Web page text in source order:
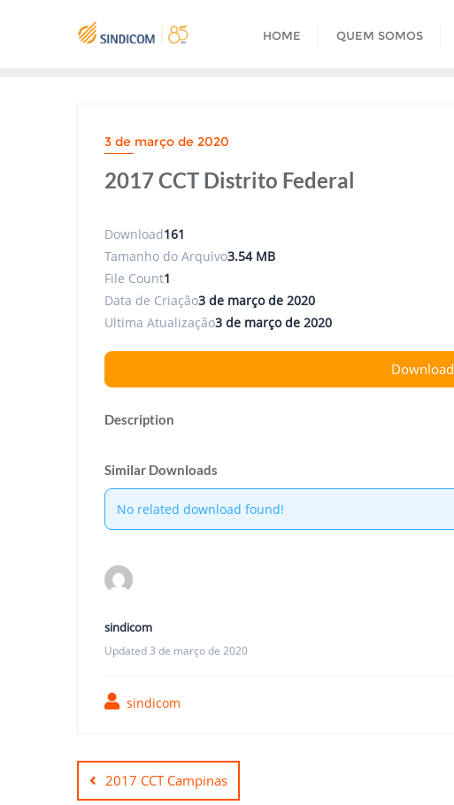
HOME QUEM SOMOS
3 de março de 2020
2017 CCT Distrito Federal
Download161
Tamanho do Arquivo3.54 MB
File Count1
Data de Criação3 de março de 2020
Ultima Atualização3 de março de 2020
Download
Description
Similar Downloads
No related download found!
sindicom
Updated 3 de março de 2020
sindicom
Navegação
de2017 CCT Campinas